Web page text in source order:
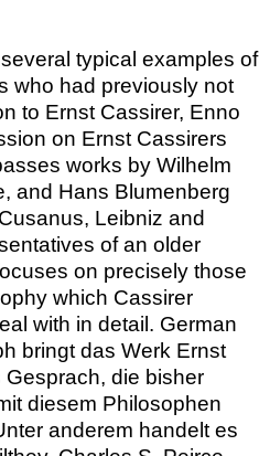
typical examples of
who had previously not
to Ernst Cassirer, Enno
on Ernst Cassirers
works by Wilhelm
and Hans Blumenberg
Leibniz and
of an older
on precisely those
which Cassirer
with in detail. German
bringt das Werk Ernst
Gesprach, die bisher
diesem Philosophen
anderem handelt es